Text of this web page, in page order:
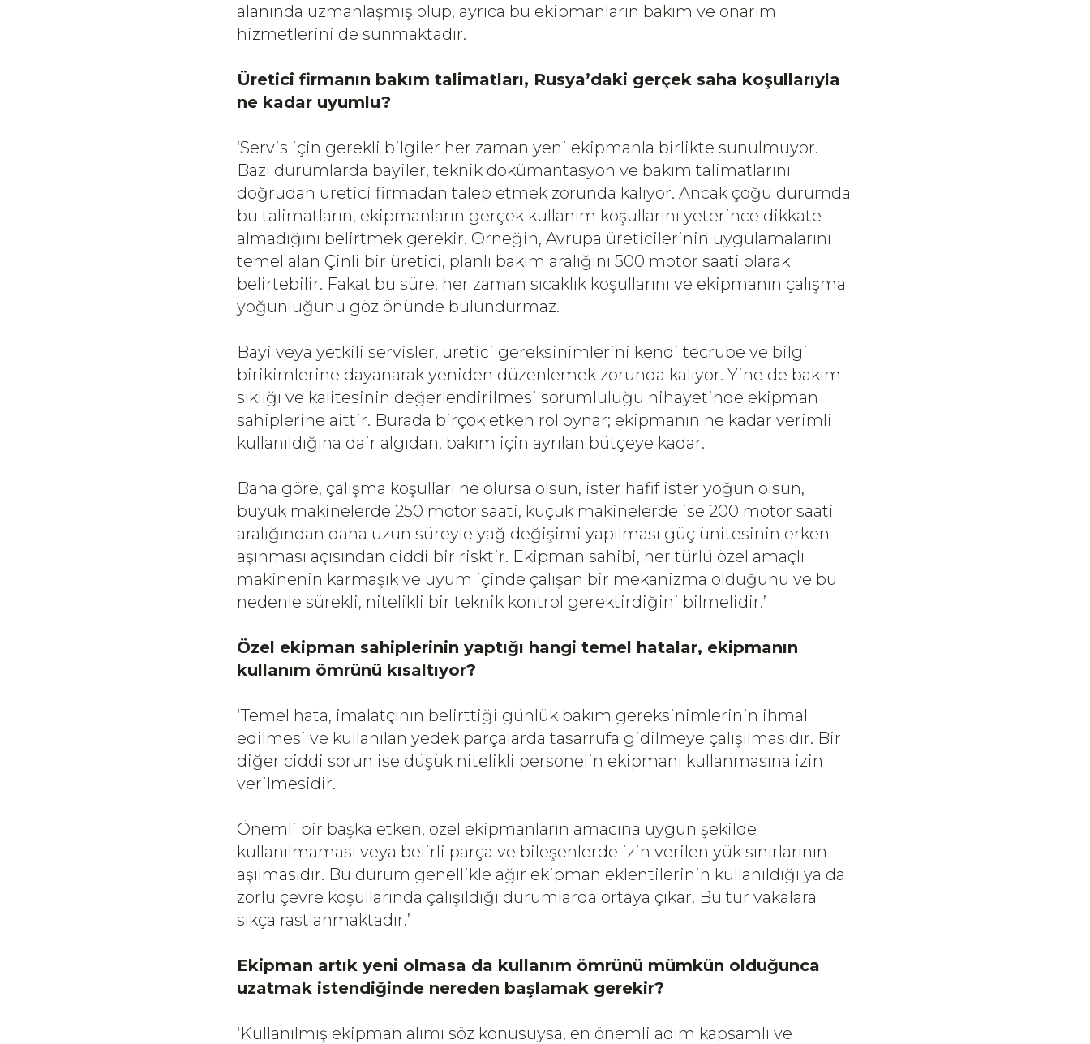
alanında uzmanlaşmış olup, ayrıca bu ekipmanların bakım ve onarım
hizmetlerini de sunmaktadır.
Üretici firmanın bakım talimatları, Rusya’daki gerçek saha koşullarıyla
ne kadar uyumlu?
‘Servis için gerekli bilgiler her zaman yeni ekipmanla birlikte sunulmuyor.
Bazı durumlarda bayiler, teknik dokümantasyon ve bakım talimatlarını
doğrudan üretici firmadan talep etmek zorunda kalıyor. Ancak çoğu durumda
bu talimatların, ekipmanların gerçek kullanım koşullarını yeterince dikkate
almadığını belirtmek gerekir. Örneğin, Avrupa üreticilerinin uygulamalarını
temel alan Çinli bir üretici, planlı bakım aralığını 500 motor saati olarak
belirtebilir. Fakat bu süre, her zaman sıcaklık koşullarını ve ekipmanın çalışma
yoğunluğunu göz önünde bulundurmaz.
Bayi veya yetkili servisler, üretici gereksinimlerini kendi tecrübe ve bilgi
birikimlerine dayanarak yeniden düzenlemek zorunda kalıyor. Yine de bakım
sıklığı ve kalitesinin değerlendirilmesi sorumluluğu nihayetinde ekipman
sahiplerine aittir. Burada birçok etken rol oynar; ekipmanın ne kadar verimli
kullanıldığına dair algıdan, bakım için ayrılan bütçeye kadar.
Bana göre, çalışma koşulları ne olursa olsun, ister hafif ister yoğun olsun,
büyük makinelerde 250 motor saati, küçük makinelerde ise 200 motor saati
aralığından daha uzun süreyle yağ değişimi yapılması güç ünitesinin erken
aşınması açısından ciddi bir risktir. Ekipman sahibi, her türlü özel amaçlı
makinenin karmaşık ve uyum içinde çalışan bir mekanizma olduğunu ve bu
nedenle sürekli, nitelikli bir teknik kontrol gerektirdiğini bilmelidir.’
Özel ekipman sahiplerinin yaptığı hangi temel hatalar, ekipmanın
kullanım ömrünü kısaltıyor?
‘Temel hata, imalatçının belirttiği günlük bakım gereksinimlerinin ihmal
edilmesi ve kullanılan yedek parçalarda tasarrufa gidilmeye çalışılmasıdır. Bir
diğer ciddi sorun ise düşük nitelikli personelin ekipmanı kullanmasına izin
verilmesidir.
Önemli bir başka etken, özel ekipmanların amacına uygun şekilde
kullanılmaması veya belirli parça ve bileşenlerde izin verilen yük sınırlarının
aşılmasıdır. Bu durum genellikle ağır ekipman eklentilerinin kullanıldığı ya da
zorlu çevre koşullarında çalışıldığı durumlarda ortaya çıkar. Bu tür vakalara
sıkça rastlanmaktadır.’
Ekipman artık yeni olmasa da kullanım ömrünü mümkün olduğunca
uzatmak istendiğinde nereden başlamak gerekir?
‘Kullanılmış ekipman alımı söz konusuysa, en önemli adım kapsamlı ve